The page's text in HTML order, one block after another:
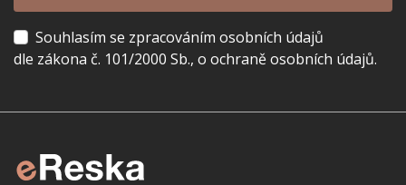
Souhlasím se zpracováním osobních údajů
dle zákona č. 101/2000 Sb., o ochraně osobních údajů.